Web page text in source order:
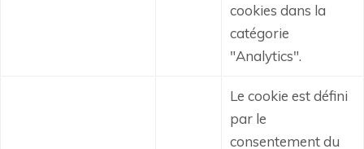
cookies dans la
catégorie
"Analytics".
Le cookie est défini
par le
consentement du